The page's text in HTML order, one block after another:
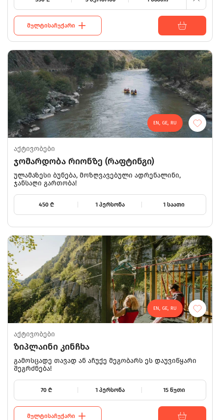
ᲛᲣᲚᲢᲘᲡᲐᲩᲣᲥᲐᲠᲘ
EN, GE, RU
აქტივობები
ჯომარდობა რიონზე (რაფტინგი)
ულამაზესი ბუნება, მოზღვავებული ადრენალინი,
ჯანსაღი გართობა!
450₾ 1 პერსონა 1 საათი
EN, GE, RU
აქტივობები
ზიპლაინი კინჩხა
გამოსცადე თავად ან აჩუქე მეგობარს ეს დაუვიწყარი
შეგრძნება!
70₾ 1 პერსონა 15 წუთი
ᲛᲣᲚᲢᲘᲡᲐᲩᲣᲥᲐᲠᲘ